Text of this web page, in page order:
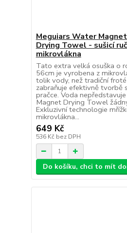
Meguiars Water
Drying Towel - sušicí
mikrovlákna
Tato extra velká osuška o
56cm je vyrobena z
tolik vody, než tradiční
zabraňuje efektivně tvorbě
pračce. Voda
Magnet Drying Towel
Exkluzivní technologie
mikrovlákna...
649 Kč
536 Kč bez DPH
Do košíku, chci to mít